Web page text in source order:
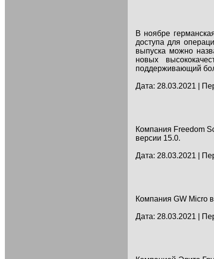
В ноябре
доступа для
выпуска можно
новых
поддерживающий
Дата: 28.03.2021 |
Компания Freedom
версии 15.0.
Дата: 28.03.2021 |
Компания GW Micro
Дата: 28.03.2021 |